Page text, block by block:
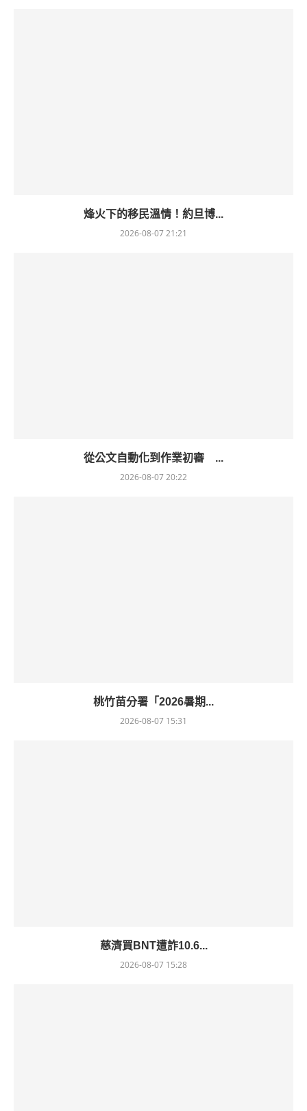
烽火下的移民溫情！約旦博...
2026-08-07 21:21
從公文自動化到作業初審 ...
2026-08-07 20:22
桃竹苗分署「2026暑期...
2026-08-07 15:31
慈濟買BNT遭詐10.6...
2026-08-07 15:28